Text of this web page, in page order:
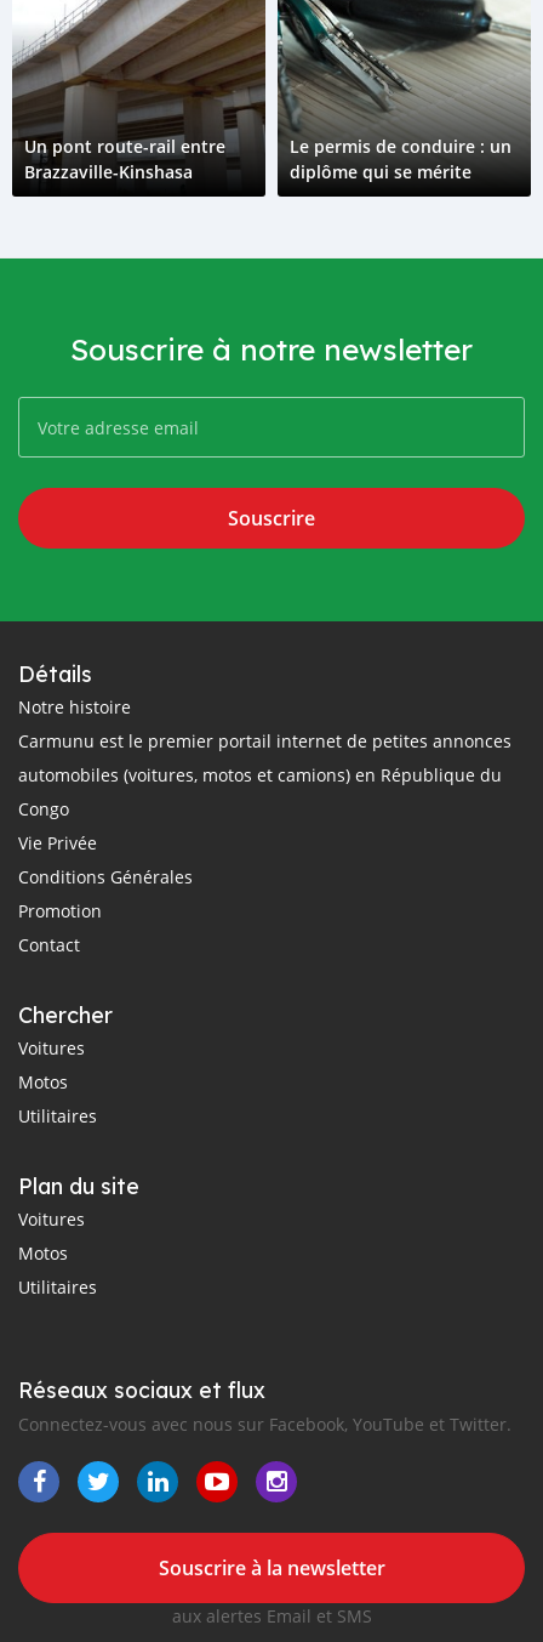
Un pont route-rail entre
Brazzaville-Kinshasa
Le permis de conduire : un
diplôme qui se mérite
Souscrire à notre newsletter
Souscrire
Détails
Notre histoire
Carmunu est le premier portail internet de petites annonces
automobiles (voitures, motos et camions) en République du
Congo
Vie Privée
Conditions Générales
Promotion
Contact
Chercher
Voitures
Motos
Utilitaires
Plan du site
Voitures
Motos
Utilitaires
Réseaux sociaux et flux
Connectez-vous avec nous sur Facebook, YouTube et Twitter.
Souscrire à la newsletter
aux alertes Email et SMS